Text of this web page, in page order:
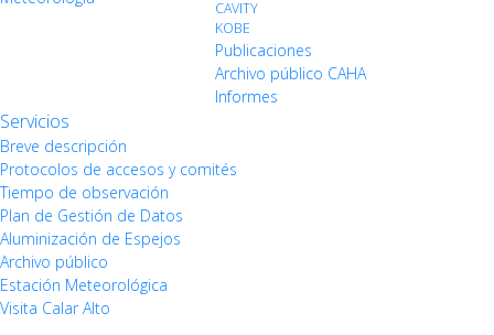
CAVITY
KOBE
Publicaciones
Archivo público CAHA
Informes
Servicios
Breve descripción
Protocolos de accesos y comités
Tiempo de observación
Plan de Gestión de Datos
Aluminización de Espejos
Archivo público
Estación Meteorológica
Visita Calar Alto